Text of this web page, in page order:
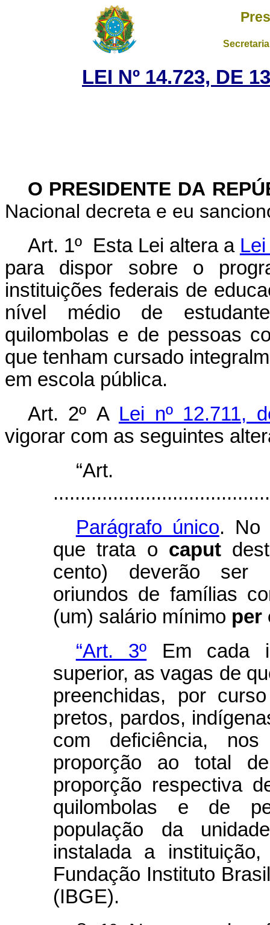
LEI Nº 14.723, DE
O PRESIDENTE DA
Nacional decreta e eu
Art. 1º Esta Lei altera a
para dispor sobre o
instituições federais de
nível médio de
quilombolas e de pessoas
que tenham cursado
em escola pública.
Art. 2º A Lei nº 12.711,
vigorar com as seguintes
Parágrafo único. No
que trata o caput
cento) deverão ser
oriundos de famílias
(um) salário mínimo per
“Art. 3º Em cada
superior, as vagas de
preenchidas, por
pretos, pardos,
com deficiência,
proporção ao total
proporção respectiva
quilombolas e de
população da
instalada a
Fundação Instituto
(IBGE).